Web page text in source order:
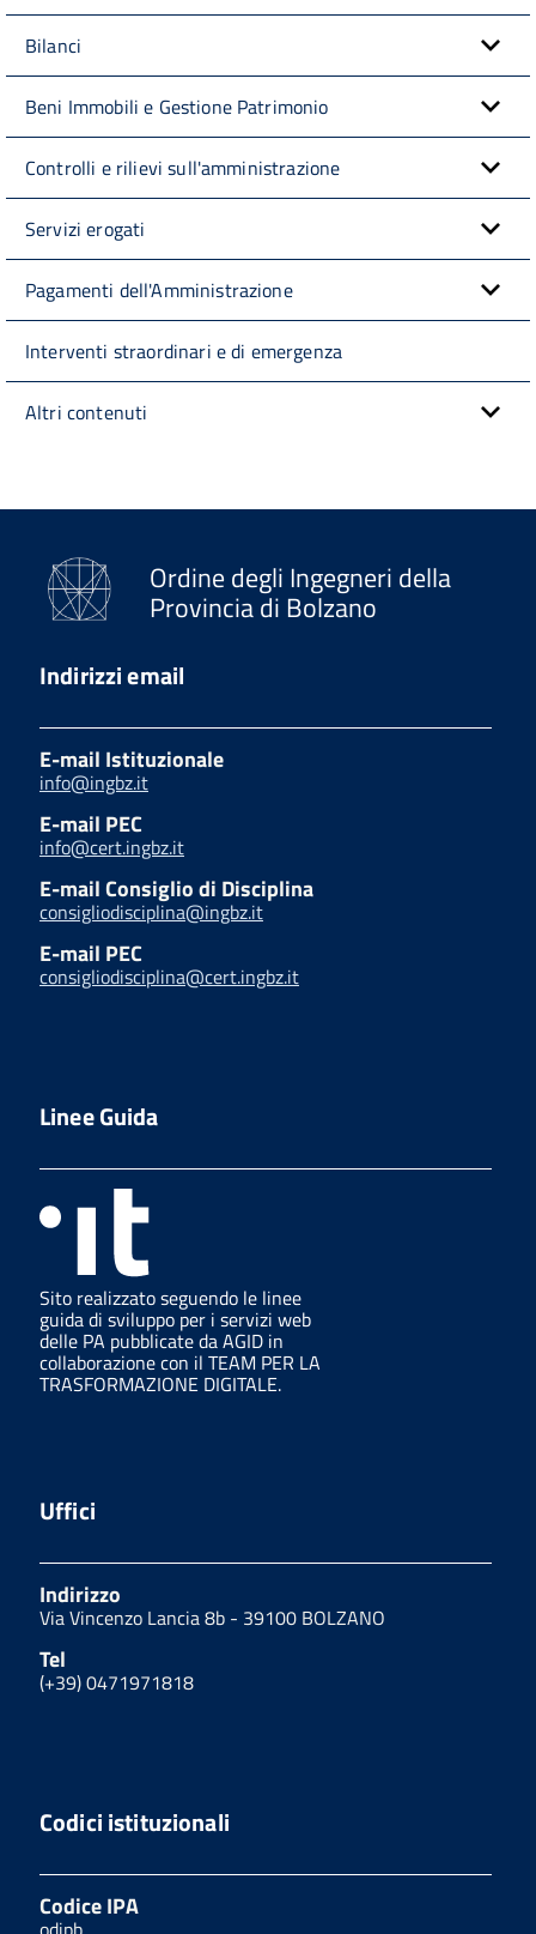
Bilanci
Beni Immobili e Gestione Patrimonio
Controlli e rilievi sull'amministrazione
Servizi erogati
Pagamenti dell'Amministrazione
Interventi straordinari e di emergenza
Altri contenuti
Ordine degli Ingegneri della
Provincia di Bolzano
Indirizzi email
E-mail Istituzionale
info@ingbz.it
E-mail PEC
info@cert.ingbz.it
E-mail Consiglio di Disciplina
consigliodisciplina@ingbz.it
E-mail PEC
consigliodisciplina@cert.ingbz.it
Linee Guida
Sito realizzato seguendo le linee
guida di sviluppo per i servizi web
delle PA pubblicate da AGID in
collaborazione con il TEAM PER LA
TRASFORMAZIONE DIGITALE.
Uffici
Indirizzo
Via Vincenzo Lancia 8b - 39100 BOLZANO
Tel
(+39) 0471971818
Codici istituzionali
Codice IPA